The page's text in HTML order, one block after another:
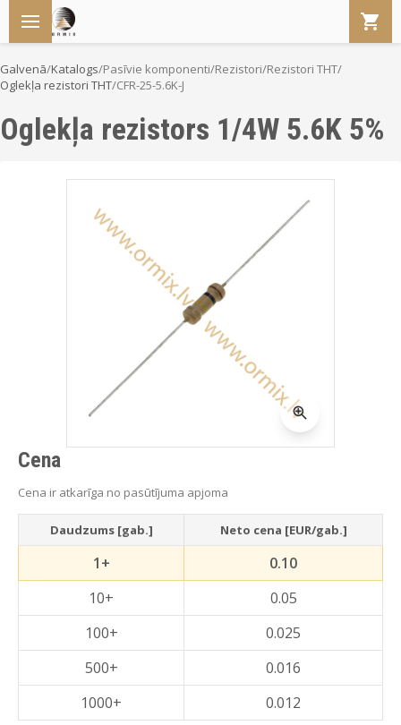
Galvenā/Katalogs/Pasīvie komponenti/Rezistori/Rezistori THT/
Oglekļa rezistori THT/CFR-25-5.6K-J
Oglekļa rezistors 1/4W 5.6K 5%
Cena
Cena ir atkarīga no pasūtījuma apjoma
Daudzums [gab.] Neto cena [EUR/gab.]
1+
0.10
10+
0.05
100+
0.025
500+
0.016
1000+
0.012